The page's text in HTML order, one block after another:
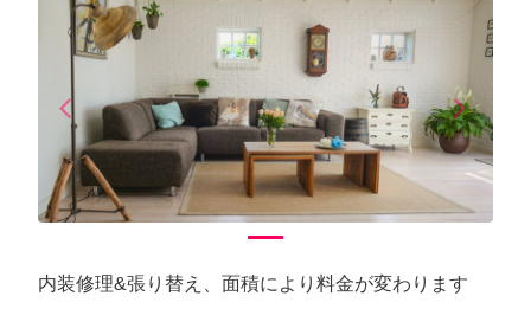
arrow_back_iosPrevious arrow_forward_iosNext
内装修理&張り替え、面積により料金が変わります